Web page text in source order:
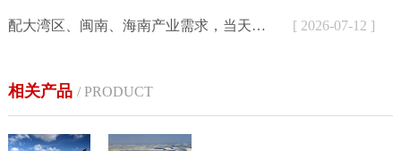
配大湾区、闽南、海南产业需求，当天达航空快递为外贸、生鲜、制造企业提供加急空运解决方案 [ 2026-07-12 ]
相关产品 / PRODUCT